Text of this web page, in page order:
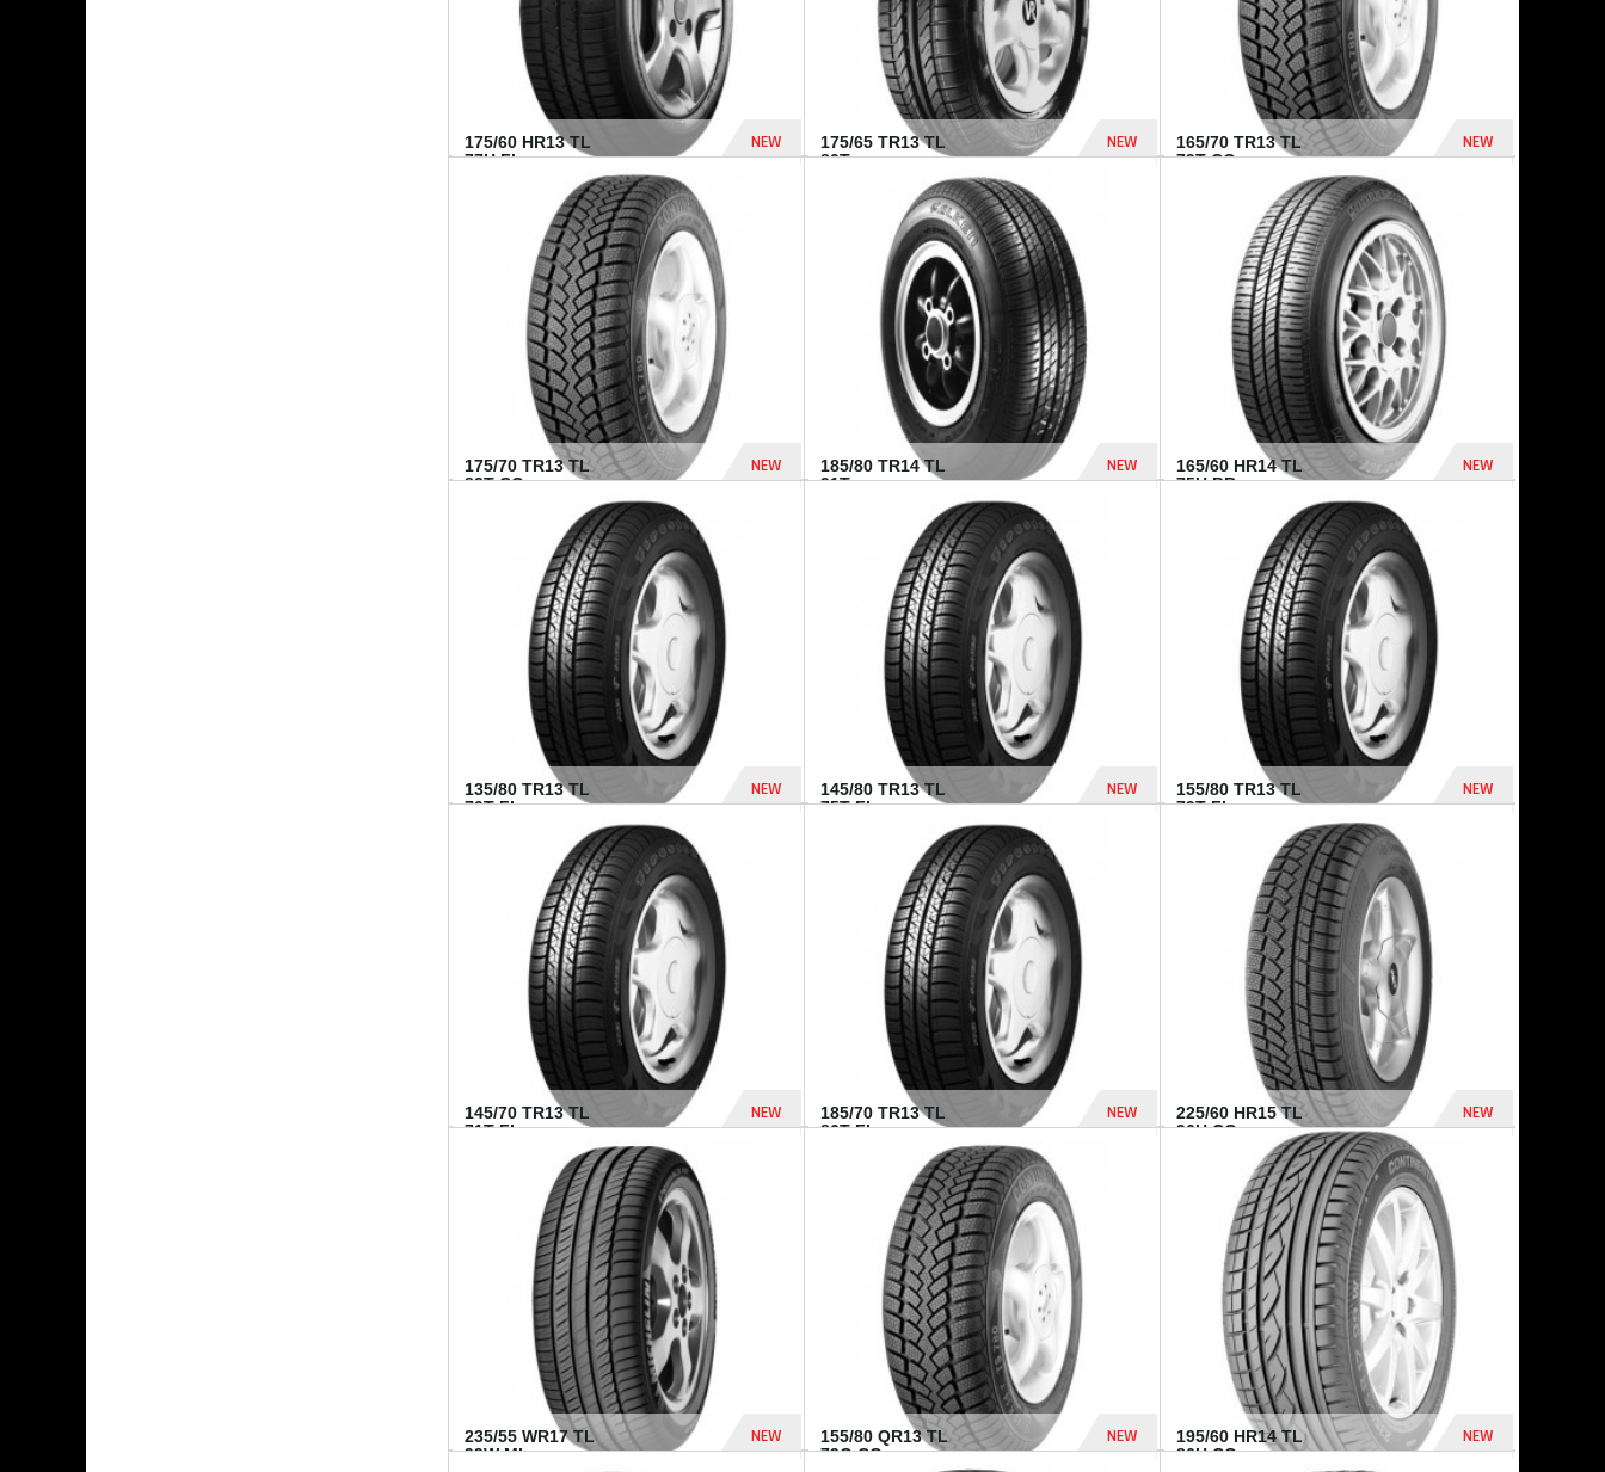
175/60 HR13 TL
77H FI...
NEW
394 Dhs
175/65 TR13 TL
80T...
NEW
165/70 TR13 TL
79T CO...
NEW
364 Dhs
175/70 TR13 TL
82T CO...
NEW
185/80 TR14 TL
91T...
NEW
448 Dhs
165/60 HR14 TL
75H BR...
NEW
135/80 TR13 TL
70T FI...
NEW
145/80 TR13 TL
75T FI...
NEW
155/80 TR13 TL
79T FI...
NEW
145/70 TR13 TL
71T FI...
NEW
185/70 TR13 TL
86T FI...
NEW
432 Dhs
225/60 HR15 TL
96H CO...
NEW
1 040 Dhs
235/55 WR17 TL
99W MI...
NEW
155/80 QR13 TL
79Q CO...
NEW
195/60 HR14 TL
86H CO...
NEW